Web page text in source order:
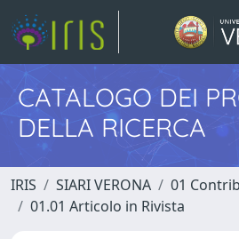
CATALOGO DEI
DELLA RICERCA
IRIS SIARI VERONA
01
01.01 Articolo in Rivista